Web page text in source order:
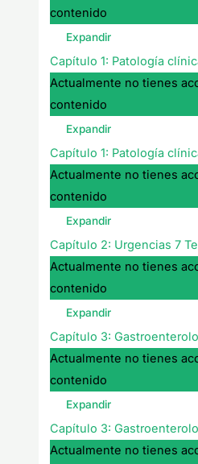
contenido
Expandir
Capítulo 1: Patología
Actualmente no tienes
contenido
Expandir
Capítulo 1: Patología
Actualmente no tienes
contenido
Expandir
Capítulo 2: Urgencias7
Actualmente no tienes
contenido
Expandir
Capítulo 3:
Actualmente no tienes
contenido
Expandir
Capítulo 3:
Actualmente no tienes